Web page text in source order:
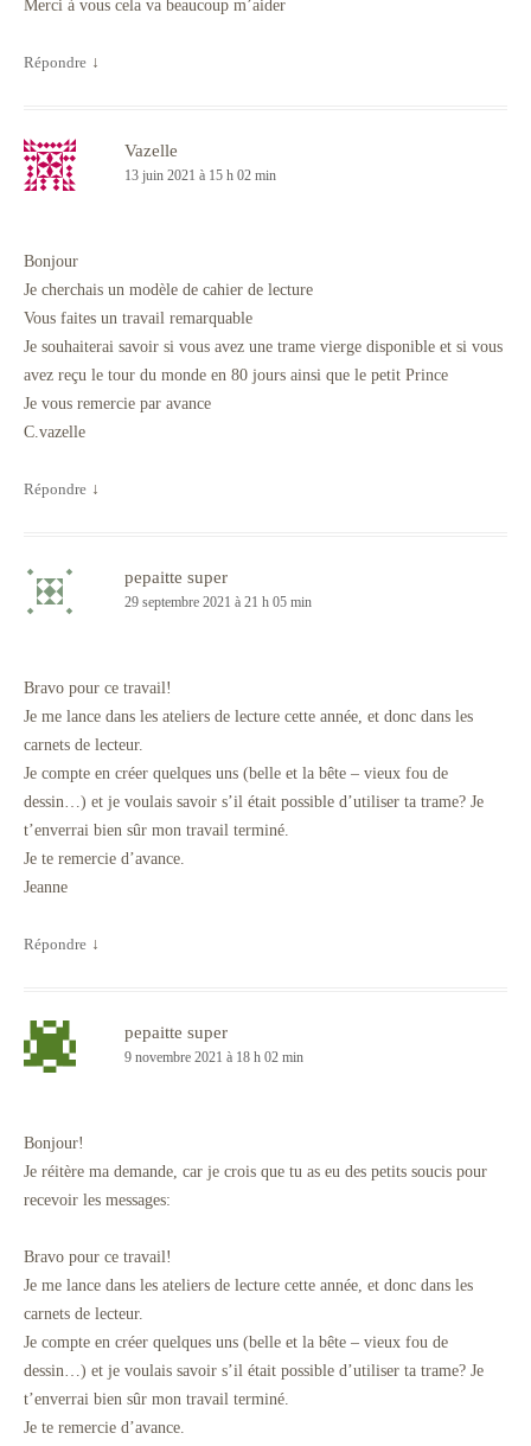
Merci à vous cela va beaucoup m’aider
Répondre ↓
Vazelle
13 juin 2021 à 15 h 02 min
Bonjour
Je cherchais un modèle de cahier de lecture
Vous faites un travail remarquable
Je souhaiterai savoir si vous avez une trame vierge disponible et si vous
avez reçu le tour du monde en 80 jours ainsi que le petit Prince
Je vous remercie par avance
C.vazelle
Répondre ↓
pepaitte super
29 septembre 2021 à 21 h 05 min
Bravo pour ce travail!
Je me lance dans les ateliers de lecture cette année, et donc dans les
carnets de lecteur.
Je compte en créer quelques uns (belle et la bête – vieux fou de
dessin…) et je voulais savoir s’il était possible d’utiliser ta trame? Je
t’enverrai bien sûr mon travail terminé.
Je te remercie d’avance.
Jeanne
Répondre ↓
pepaitte super
9 novembre 2021 à 18 h 02 min
Bonjour!
Je réitère ma demande, car je crois que tu as eu des petits soucis pour
recevoir les messages:
Bravo pour ce travail!
Je me lance dans les ateliers de lecture cette année, et donc dans les
carnets de lecteur.
Je compte en créer quelques uns (belle et la bête – vieux fou de
dessin…) et je voulais savoir s’il était possible d’utiliser ta trame? Je
t’enverrai bien sûr mon travail terminé.
Je te remercie d’avance.